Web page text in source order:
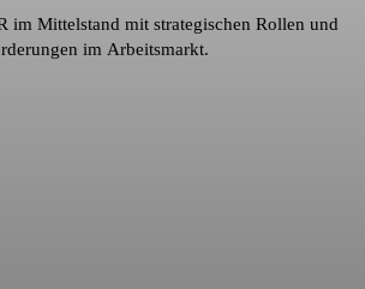
im Mittelstand mit strategischen Rollen und
im Arbeitsmarkt.